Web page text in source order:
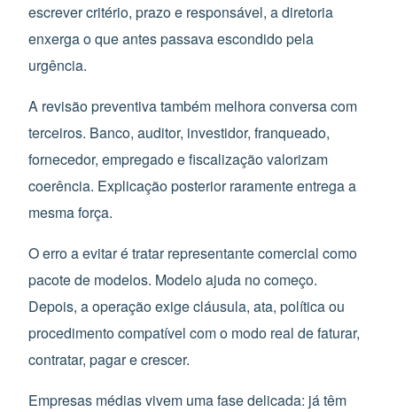
escrever critério, prazo e responsável, a diretoria
enxerga o que antes passava escondido pela
urgência.
A revisão preventiva também melhora conversa com
terceiros. Banco, auditor, investidor, franqueado,
fornecedor, empregado e fiscalização valorizam
coerência. Explicação posterior raramente entrega a
mesma força.
O erro a evitar é tratar representante comercial como
pacote de modelos. Modelo ajuda no começo.
Depois, a operação exige cláusula, ata, política ou
procedimento compatível com o modo real de faturar,
contratar, pagar e crescer.
Empresas médias vivem uma fase delicada: já têm